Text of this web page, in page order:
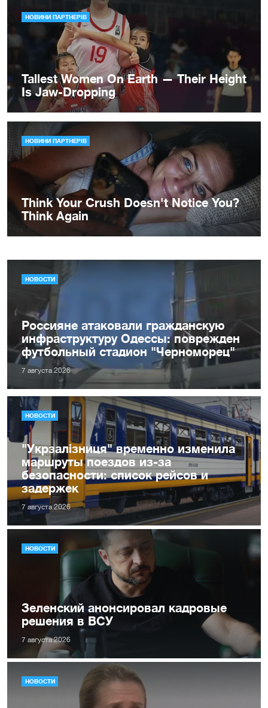
НОВОСТИ
Россияне атаковали гражданскую
инфраструктуру Одессы: поврежден
футбольный стадион "Черноморец"
7 августа 2026
НОВОСТИ
"Укрзалізниця" временно изменила
маршруты поездов из-за
безопасности: список рейсов и
задержек
7 августа 2026
НОВОСТИ
Зеленский анонсировал кадровые
решения в ВСУ
7 августа 2026
НОВОСТИ